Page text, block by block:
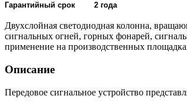
Гарантийный срок
2 года
Двухслойная светодиодная колонна,
сигнальных огней, горных фонарей,
применение на производственных
Описание
Передовое сигнальное устройство